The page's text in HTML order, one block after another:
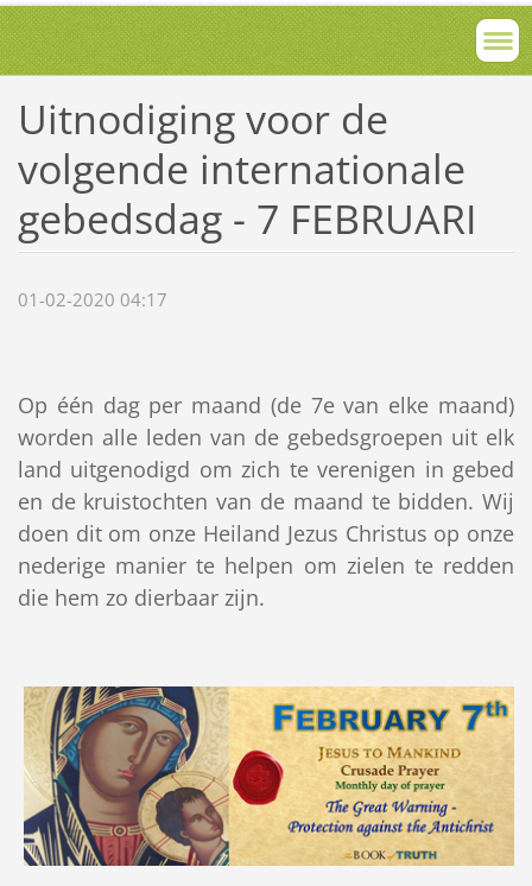
Uitnodiging voor de
volgende internationale
gebedsdag - 7 FEBRUARI
01-02-2020 04:17
Op één dag per maand (de 7e van elke maand)
worden alle leden van de gebedsgroepen uit elk
land uitgenodigd om zich te verenigen in gebed
en de kruistochten van de maand te bidden. Wij
doen dit om onze Heiland Jezus Christus op onze
nederige manier te helpen om zielen te redden
die hem zo dierbaar zijn.